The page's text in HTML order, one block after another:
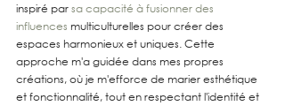
inspiré par sa capacité à fusionner des
influences multiculturelles pour créer des
espaces harmonieux et uniques. Cette
approche m'a guidée dans mes propres
créations, où je m'efforce de marier esthétique
et fonctionnalité, tout en respectant l'identité et